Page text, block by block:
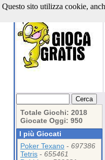
Totale Giochi: 2018
Giocate Oggi: 950
I più Giocati
Poker Texano - 697386
Tetris - 655461
Questo sito utilizza cookie,